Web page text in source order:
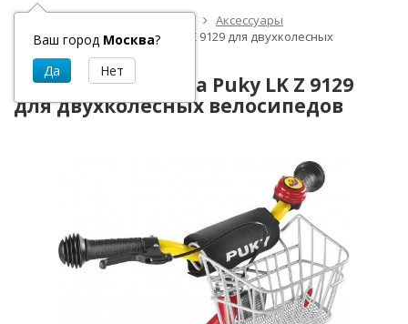
Ваш город Москва?
Главная Детский транспорт
Аксессуары
Передняя корзина Puky LK Z 9129 для двухколесных
велосипедов
Передняя корзина Puky LK Z 9129
для двухколесных велосипедов